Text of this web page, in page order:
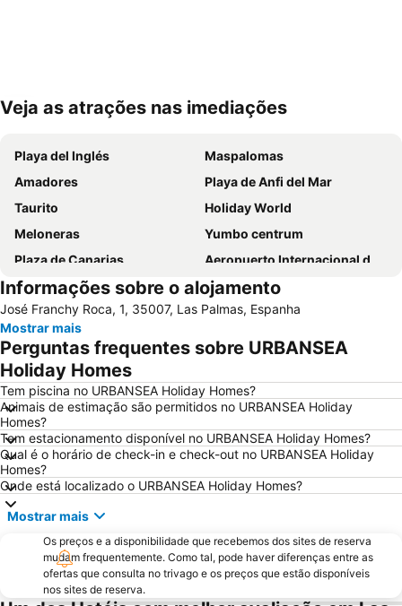
Ampliar mapa
Veja as atrações nas imediações
Playa del Inglés
Maspalomas
Amadores
Playa de Anfi del Mar
Taurito
Holiday World
Meloneras
Yumbo centrum
Plaza de Canarias
Aeropuerto Internacional de Gran Canaria
Gran Canaria Airport
As Canteras
Paseo por la playa de Las Canteras
Puerto Rico Beach
Dunas de Maspalomas
Las Palmas
Las Palmeras Golf Sport Urban Resort
Playa del Sol
Playa de Mogán
Vegueta
Lago Taurito Oasis
Porto de Mogán
Playa de San Agustín
Paseo De Las Canteras
Arinaga
Playa de las Burras
Gran Casino Costa Meloneras
Bahia Feliz
Triana
Thalasso
Carnaval de Las Palmas de Gran Canaria
Agua Dulce
Playa de Tufia
Informações sobre o alojamento
José Franchy Roca, 1, 35007, Las Palmas, Espanha
Mostrar mais
Perguntas frequentes sobre URBANSEA
Holiday Homes
Tem piscina no URBANSEA Holiday Homes?
Animais de estimação são permitidos no URBANSEA Holiday
Homes?
Tem estacionamento disponível no URBANSEA Holiday Homes?
Qual é o horário de check-in e check-out no URBANSEA Holiday
Homes?
Onde está localizado o URBANSEA Holiday Homes?
Mostrar mais
Os preços e a disponibilidade que recebemos dos sites de reserva
mudam frequentemente. Como tal, pode haver diferenças entre as
ofertas que consulta no trivago e os preços que estão disponíveis
nos sites de reserva.